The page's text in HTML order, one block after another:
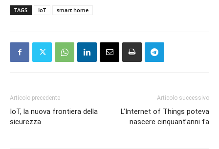
TAGS IoT smart home
Articolo precedente
IoT, la nuova frontiera della
sicurezza
Articolo successivo
L’Internet of Things poteva
nascere cinquant’anni fa